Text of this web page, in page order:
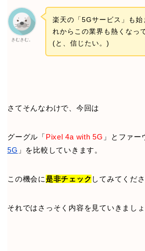
きむきむ。
楽天の「5Gサービス」も始
れからこの業界も熱くなっ
(と、信じたい。)
さてそんなわけで、今回は
グーグル「Pixel 4a with 5G 」とファー
5G 」を比較していきます。
この機会に是非チェック してみてくださ
それではさっそく内容を見ていきましょ